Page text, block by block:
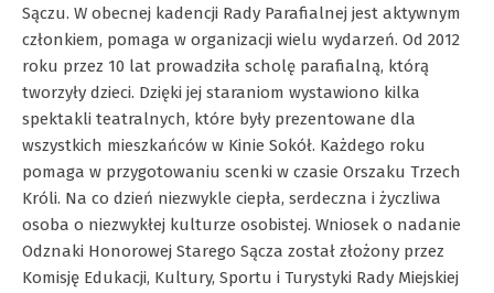
Sączu. W obecnej kadencji Rady Parafialnej jest aktywnym
członkiem, pomaga w organizacji wielu wydarzeń. Od 2012
roku przez 10 lat prowadziła scholę parafialną, którą
tworzyły dzieci. Dzięki jej staraniom wystawiono kilka
spektakli teatralnych, które były prezentowane dla
wszystkich mieszkańców w Kinie Sokół. Każdego roku
pomaga w przygotowaniu scenki w czasie Orszaku Trzech
Króli. Na co dzień niezwykle ciepła, serdeczna i życzliwa
osoba o niezwykłej kulturze osobistej. Wniosek o nadanie
Odznaki Honorowej Starego Sącza został złożony przez
Komisję Edukacji, Kultury, Sportu i Turystyki Rady Miejskiej